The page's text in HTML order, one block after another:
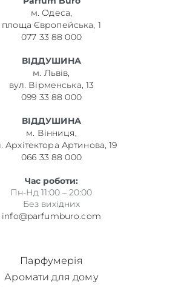
м. Одеса,
площа Європейська, 1
077 33 88 000
ВІДДУШИНА
м. Львів,
вул. Вірменська, 13
099 33 88 000
ВІДДУШИНА
м. Вінниця,
Архітектора Артинова, 19
066 33 88 000
Час роботи:
Пн-Нд 11:00 – 20:00
Без вихідних
info@parfumburo.com
Парфумерія
Аромати для дому